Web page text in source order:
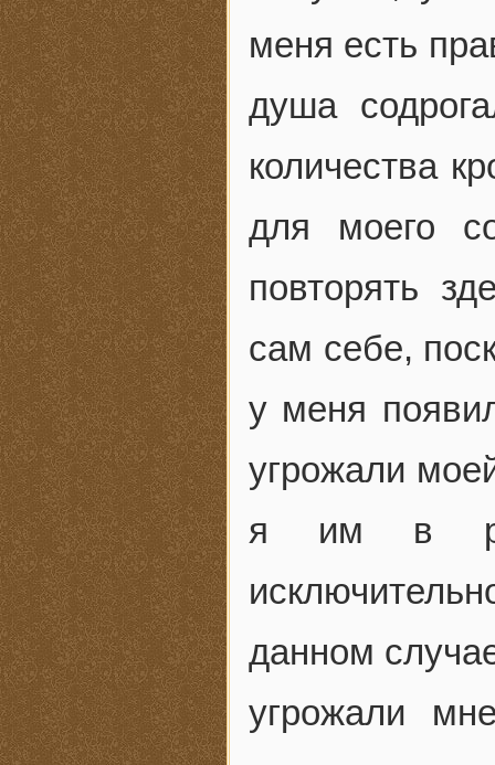
меня есть
душа
количества
для моего
повторять
сам себе,
у меня
угрожали
я им в
данном
угрожали